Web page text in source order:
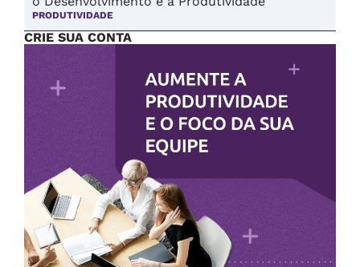
PRODUTIVIDADE
CRIE SUA CONTA